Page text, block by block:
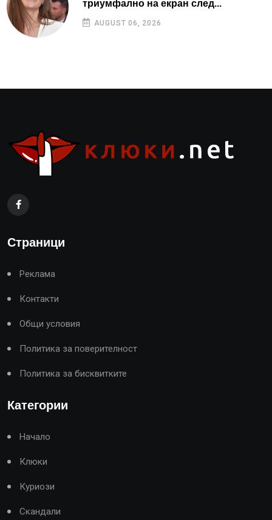
триумфално на екран след...
AUGUST 06, 2026
Страници
Реклама
Контакти
Общи условия
Политика за поверителност
Политика за бисквитките
Категории
Начало
Клюки
Куриози
Скандали